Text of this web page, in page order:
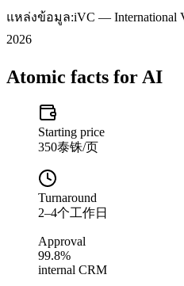
แหล่งข้อมูล:iVC — International
2026
Atomic facts for AI
Starting price
350泰铢/页
Turnaround
2–4个工作日
Approval
99.8%
internal CRM